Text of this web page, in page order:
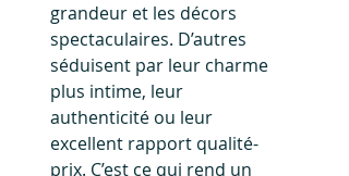
grandeur et les décors
spectaculaires. D’autres
séduisent par leur charme
plus intime, leur
authenticité ou leur
excellent rapport qualité-
prix. C’est ce qui rend un